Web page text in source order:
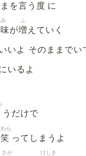
を言 う 度 に
が増
ふ
えていく
いよ そのままでい
いるよ
うだけで
笑
わら
ってしまうよ
さが けしき